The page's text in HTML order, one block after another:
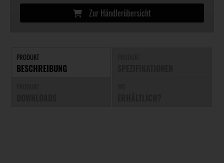
Zur Händlerübersicht
PRODUKT
BESCHREIBUNG